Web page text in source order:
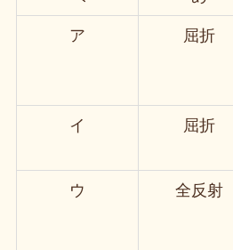
ア 屈折
イ 屈折
ウ 全反射